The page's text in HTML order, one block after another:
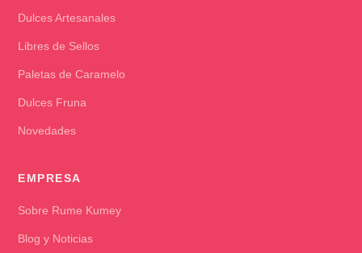
Dulces Artesanales
Libres de Sellos
Paletas de Caramelo
Dulces Fruna
Novedades
EMPRESA
Sobre Rume Kumey
Blog y Noticias